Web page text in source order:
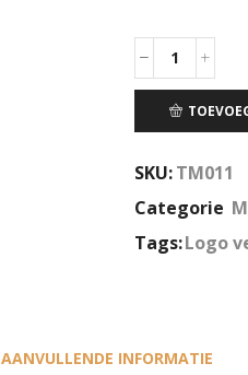
SKU:TM011
Categorie
Tags:Logo
AANVULLENDE INFORMATIE